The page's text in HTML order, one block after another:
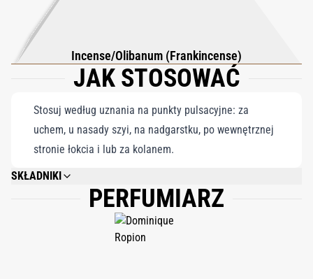
Incense/Olibanum (Frankincense)
JAK STOSOWAĆ
Stosuj według uznania na punkty pulsacyjne: za
uchem, u nasady szyi, na nadgarstku, po wewnętrznej
stronie łokcia i lub za kolanem.
SKŁADNIKI
ALCOHOL DENAT., FRAGRANCE (PARFUM), WATER (AQUA/EAU),
LIMONENE, LINALOOL, GERANIOL, ALPHA-ISOMETHYL IONONE, BENZYL
SALICYLATE, EVERNIA PRUNASTRI (OAKMOSS) EXTRACT, CITRONELLOL,
COUMARIN, EUGENOL, FARNESOL, CITRAL, CINNAMAL, ISOEUGENOL.
PERFUMIARZ